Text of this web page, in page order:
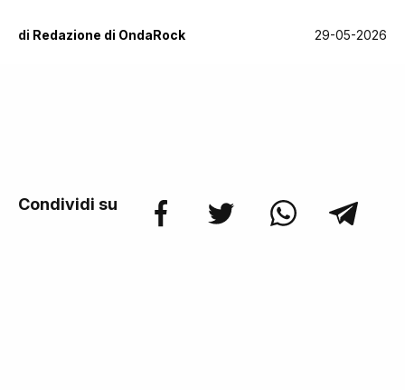
di Redazione di OndaRock 29-05-2026
Condividi su